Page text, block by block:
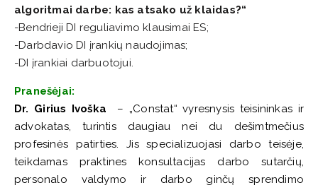
algoritmai darbe: kas atsako už klaidas?“
-Bendrieji DI reguliavimo klausimai ES;
-Darbdavio DI įrankių naudojimas;
-DI įrankiai darbuotojui.
Pranešėjai:
Dr. Girius Ivoška
– „Constat“ vyresnysis teisininkas ir
advokatas, turintis daugiau nei du dešimtmečius
profesinės patirties. Jis specializuojasi darbo teisėje,
teikdamas praktines konsultacijas darbo sutarčių,
personalo valdymo ir darbo ginčų sprendimo